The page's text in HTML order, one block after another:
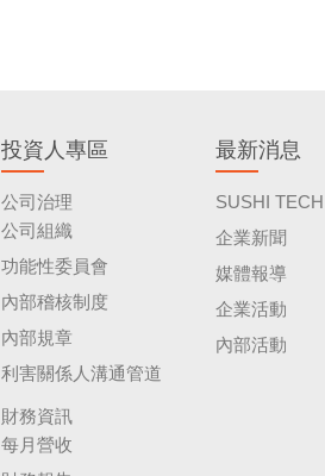
投資人專區
公司治理
公司組織
功能性委員會
內部稽核制度
內部規章
利害關係人溝通管道
財務資訊
每月營收
最新消息
SUSHI TECH
企業新聞
媒體報導
企業活動
內部活動